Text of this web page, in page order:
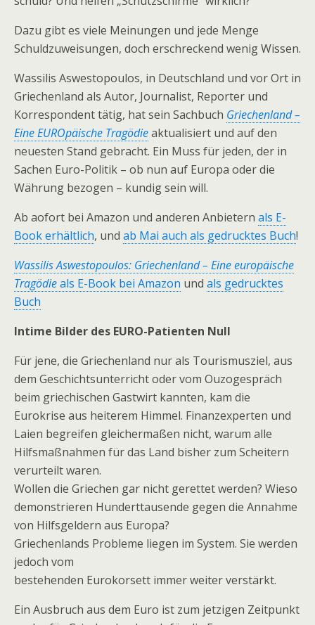
Dazu gibt es viele Meinungen und jede Menge
Schuldzuweisungen, doch erschreckend wenig Wissen.
Wassilis Aswestopoulos, in Deutschland und vor Ort in
Griechenland als Autor, Journalist, Reporter und
Korrespondent tätig, hat sein Sachbuch Griechenland –
Eine EUROpäische Tragödieaktualisiert und auf den
neuesten Stand gebracht. Ein Muss für jeden, der in
Sachen Euro-Politik – ob nun auf Europa oder die
Währung bezogen – kundig sein will.
Ab aofort bei Amazon und anderen Anbietern als E-
Book erhältlich, und ab Mai auch als gedrucktes Buch!
Wassilis Aswestopoulos: Griechenland – Eine europäische
Tragödieals E-Book bei Amazon und als gedrucktes
Buch
Intime Bilder des EURO-Patienten Null
Für jene, die Griechenland nur als Tourismusziel, aus
dem Geschichtsunterricht oder vom Ouzogespräch
beim griechischen Gastwirt kannten, kam die
Eurokrise aus heiterem Himmel. Finanzexperten und
Laien begreifen gleichermaßen nicht, warum alle
Hilfsmaßnahmen für das Land bisher zum Scheitern
verurteilt waren.
Wollen die Griechen gar nicht gerettet werden? Wieso
demonstrieren Hunderttausende gegen die Annahme
von Hilfsgeldern aus Europa?
Griechenlands Probleme liegen im System. Sie werden
jedoch vom
bestehenden Eurokorsett immer weiter verstärkt.
Ein Ausbruch aus dem Euro ist zum jetzigen Zeitpunkt